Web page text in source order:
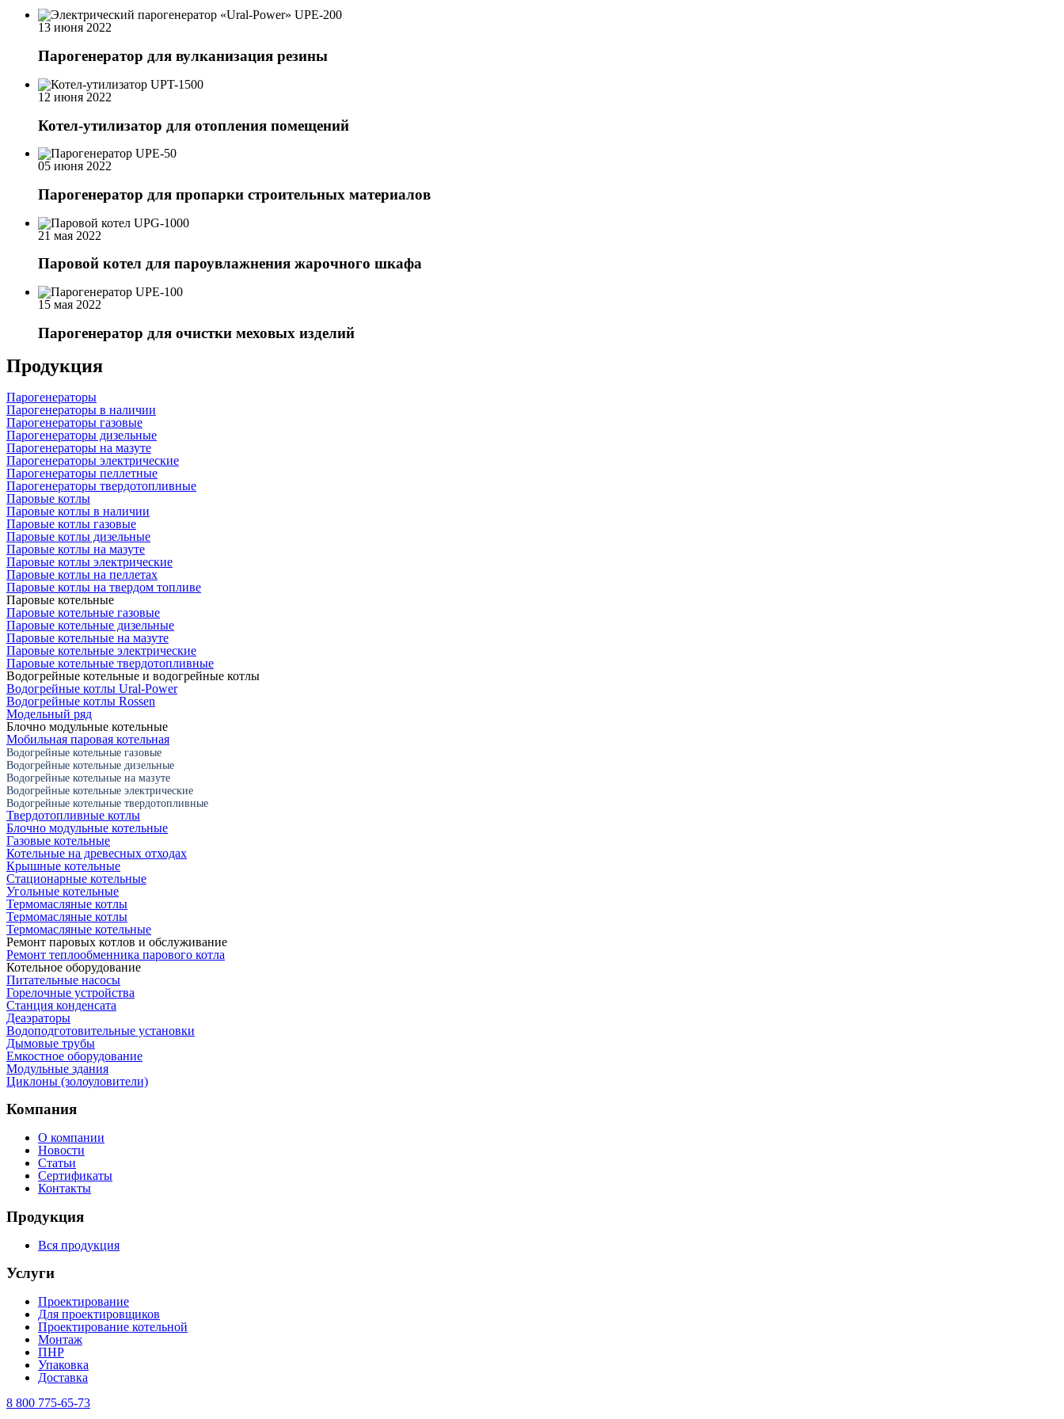
13 июня 2022
Парогенератор для вулканизация резины
12 июня 2022
Котел-утилизатор для отопления помещений
05 июня 2022
Парогенератор для пропарки строительных материалов
21 мая 2022
Паровой котел для пароувлажнения жарочного шкафа
15 мая 2022
Парогенератор для очистки меховых изделий
Продукция
Парогенераторы
Парогенераторы в наличии
Парогенераторы газовые
Парогенераторы дизельные
Парогенераторы на мазуте
Парогенераторы электрические
Парогенераторы пеллетные
Парогенераторы твердотопливные
Паровые котлы
Паровые котлы в наличии
Паровые котлы газовые
Паровые котлы дизельные
Паровые котлы на мазуте
Паровые котлы электрические
Паровые котлы на пеллетах
Паровые котлы на твердом топливе
Паровые котельные
Паровые котельные газовые
Паровые котельные дизельные
Паровые котельные на мазуте
Паровые котельные электрические
Паровые котельные твердотопливные
Водогрейные котельные и водогрейные котлы
Водогрейные котлы Ural-Power
Водогрейные котлы Rossen
Модельный ряд
Блочно модульные котельные
Мобильная паровая котельная
Водогрейные котельные газовые
Водогрейные котельные дизельные
Водогрейные котельные на мазуте
Водогрейные котельные электрические
Водогрейные котельные твердотопливные
Твердотопливные котлы
Блочно модульные котельные
Газовые котельные
Котельные на древесных отходах
Крышные котельные
Стационарные котельные
Угольные котельные
Термомасляные котлы
Термомасляные котлы
Термомасляные котельные
Ремонт паровых котлов и обслуживание
Ремонт теплообменника парового котла
Котельное оборудование
Питательные насосы
Горелочные устройства
Станция конденсата
Деаэраторы
Водоподготовительные установки
Дымовые трубы
Емкостное оборудование
Mодульные здания
Циклоны (золоуловители)
Компания
О компании
Новости
Статьи
Сертификаты
Контакты
Продукция
Вся продукция
Услуги
Проектирование
Для проектировщиков
Проектирование котельной
Монтаж
ПНР
Упаковка
Доставка
8 800 775-65-73